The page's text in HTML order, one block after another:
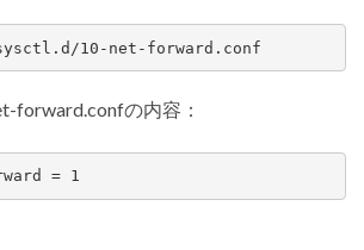
10-net-forward.conf
forward.confの内容：
= 1